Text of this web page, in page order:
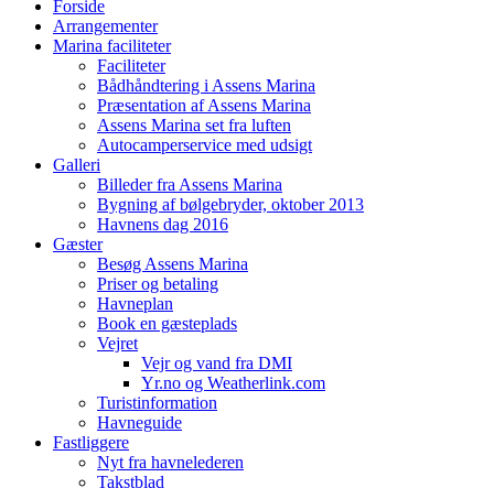
Forside
Arrangementer
Marina faciliteter
Faciliteter
Bådhåndtering i Assens Marina
Præsentation af Assens Marina
Assens Marina set fra luften
Autocamperservice med udsigt
Galleri
Billeder fra Assens Marina
Bygning af bølgebryder, oktober 2013
Havnens dag 2016
Gæster
Besøg Assens Marina
Priser og betaling
Havneplan
Book en gæsteplads
Vejret
Vejr og vand fra DMI
Yr.no og Weatherlink.com
Turistinformation
Havneguide
Fastliggere
Nyt fra havnelederen
Takstblad